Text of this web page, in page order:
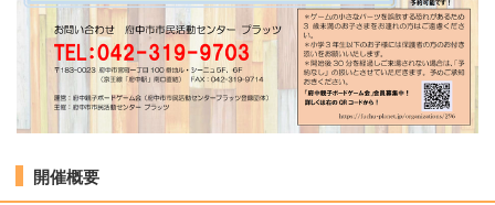
開催概要